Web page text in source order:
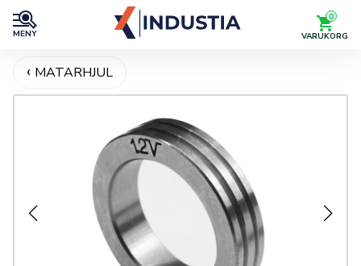
MENY
0
VARUKORG
MATARHJUL